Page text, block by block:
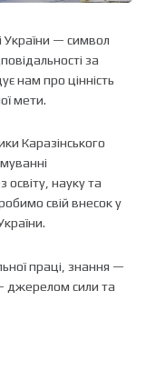
України — символ
за
нам про цінність
мети.
Каразінського
освіту, науку та
свій внесок у
праці, знання —
джерелом сили та